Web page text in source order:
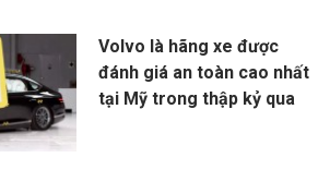
Volvo là hãng xe được
đánh giá an toàn cao nhất
tại Mỹ trong thập kỷ qua